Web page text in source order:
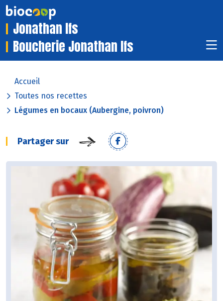
Jonathan Ifs
Boucherie Jonathan Ifs
Accueil
Toutes nos recettes
Légumes en bocaux (Aubergine, poivron)
Partager sur